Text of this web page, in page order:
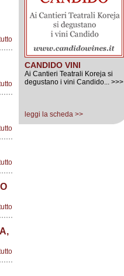
CANDIDO VINI
Ai Cantieri Teatrali Koreja si
degustano i vini Candido... >>>
leggi la scheda >>